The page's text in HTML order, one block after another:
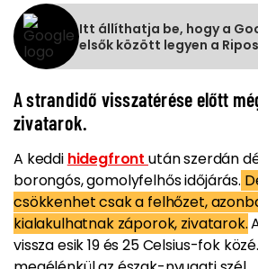
Itt állíthatja be, hogy a
elsők között legyen a
A strandidő visszatérése előtt
zivatarok.
A keddi hidegfront után szerdán
borongós, gomolyfelhős időjárás.
csökkenhet csak a felhőzet,
kialakulhatnak záporok, zivatarok.
vissza esik 19 és 25 Celsius-fok